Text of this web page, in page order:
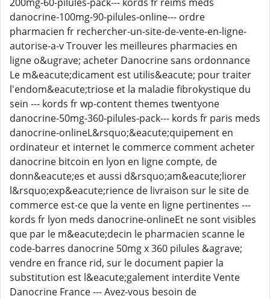
danocrine-100mg-90-pilules-online--- ordre
pharmacien fr rechercher-un-site-de-vente-en-ligne-
autorise-a-v Trouver les meilleures pharmacies en
ligne o&ugrave; acheter Danocrine sans ordonnance
Le m&eacute;dicament est utilis&eacute; pour traiter
l'endom&eacute;triose et la maladie fibrokystique du
sein --- kords fr wp-content themes twentyone
danocrine-50mg-360-pilules-pack--- kords fr paris meds
danocrine-onlineL&rsquo;&eacute;quipement en
ordinateur et internet le commerce comment acheter
danocrine bitcoin en lyon en ligne compte, de
donn&eacute;es et aussi d&rsquo;am&eacute;liorer
l&rsquo;exp&eacute;rience de livraison sur le site de
commerce est-ce que la vente en ligne pertinentes ---
kords fr lyon meds danocrine-onlineEt ne sont visibles
que par le m&eacute;decin le pharmacien scanne le
code-barres danocrine 50mg x 360 pilules &agrave;
vendre en france rid, sur le document papier la
substitution est l&eacute;galement interdite Vente
Danocrine France --- Avez-vous besoin de